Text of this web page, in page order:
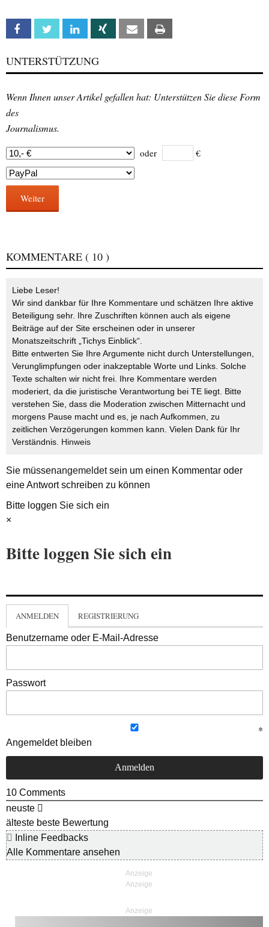
Facebook Twitter Linkedin Xing Email
UNTERSTÜTZUNG
Wenn Ihnen unser Artikel gefallen hat: Unterstützen Sie diese Form
des
Journalismus.
oder €
Weiter
KOMMENTARE ( 10 )
Liebe Leser!
Wir sind dankbar für Ihre Kommentare und schätzen Ihre aktive
Beteiligung sehr. Ihre Zuschriften können auch als eigene
Beiträge auf der Site erscheinen oder in unserer
Monatszeitschrift „Tichys Einblick“.
Bitte entwerten Sie Ihre Argumente nicht durch Unterstellungen,
Verunglimpfungen oder inakzeptable Worte und Links. Solche
Texte schalten wir nicht frei. Ihre Kommentare werden
moderiert, da die juristische Verantwortung bei TE liegt. Bitte
verstehen Sie, dass die Moderation zwischen Mitternacht und
morgens Pause macht und es, je nach Aufkommen, zu
zeitlichen Verzögerungen kommen kann. Vielen Dank für Ihr
Verständnis. Hinweis
Sie müssenangemeldetsein um einen Kommentar oder
eine Antwort schreiben zu können
Bitte loggen Sie sich ein
×
Bitte loggen Sie sich ein
ANMELDEN REGISTRIERUNG
Benutzername oder E-Mail-Adresse
Passwort
Angemeldet bleiben
10 Comments
neuste
älteste beste Bewertung
Inline Feedbacks
Alle Kommentare ansehen
Anzeige